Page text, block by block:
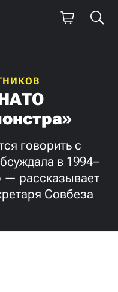
говорить с
в 1994–
— рассказывает
Совбеза
Разово
1000
300